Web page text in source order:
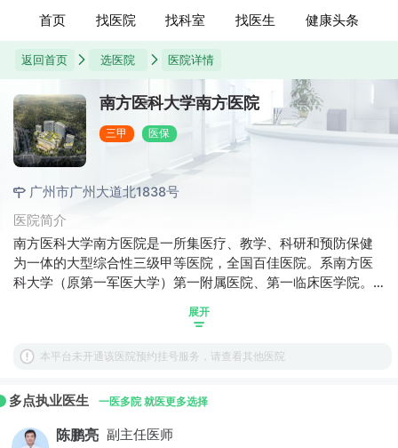
首页 找医院 找科室 找医生 健康头条
返回首页 选医院 医院详情
南方医科大学南方医院
三甲 医保
广州市广州大道北1838号
医院简介
南方医科大学南方医院是一所集医疗、教学、科研和预防保健
为一体的大型综合性三级甲等医院，全国百佳医院。系南方医
科大学（原第一军医大学）第一附属医院、第一临床医学院。
方医院综合排名在国内权威排行榜中稳定在15名左右，有15个
国家（创伤）区域医疗中心、广东省高水平医院“登峰计划”首批
展开
本平台未开通该医院预约挂号服务，请查看其他医院
多点执业医生 一医多院 就医更多选择
陈鹏亮 副主任医师